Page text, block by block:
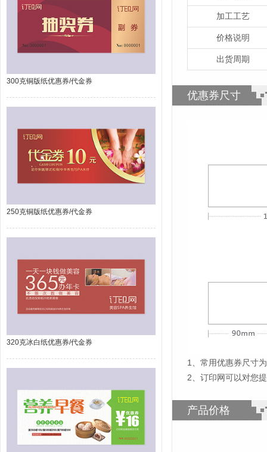
300克铜版纸优惠券/代金券
250克铜版纸优惠券/代金券
320克冰白纸优惠券/代金券
加工工艺
价格说明
出货周期
优惠券尺寸
1
常用优惠券尺寸
2、订印网可以对您
产品价格